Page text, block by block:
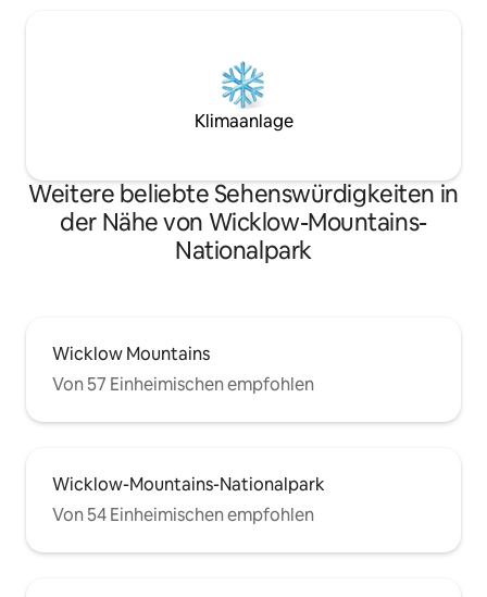
Klimaanlage
Weitere beliebte Sehenswürdigkeiten in
der Nähe von Wicklow-Mountains-
Nationalpark
Wicklow Mountains
Von 57 Einheimischen empfohlen
Wicklow-Mountains-Nationalpark
Von 54 Einheimischen empfohlen